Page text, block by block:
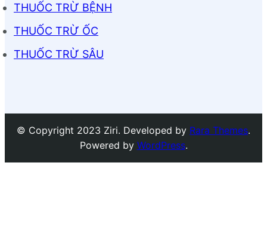
THUỐC TRỪ BỆNH
THUỐC TRỪ ỐC
THUỐC TRỪ SÂU
© Copyright 2023 Ziri. Developed by Rara Themes.
Powered by WordPress.